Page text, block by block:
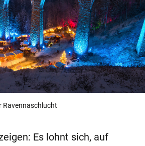
Ravennaschlucht
Es lohnt sich, auf